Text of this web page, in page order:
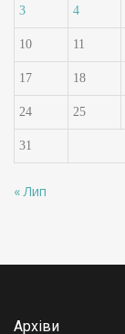
3 4
10 11
17 18
24 25
31
« Лип
Архіви